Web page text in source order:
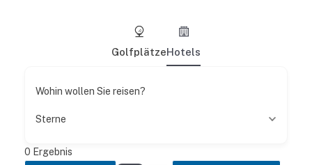
GolfplätzeHotels
Wohin wollen Sie reisen?
Sterne
0 Ergebnis